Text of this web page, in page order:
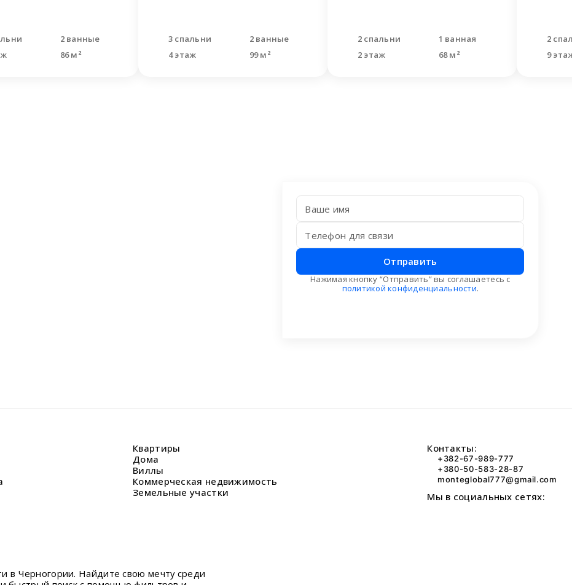
2 ванные
86 м²
3 спальни
2 ванные
4 этаж
99 м²
2 спальни
1 ванная
2 этаж
68 м²
2
9
Отправить
Нажимая кнопку “Отправить” вы соглашаетесь с
политикой конфиденциальности.
Квартиры
Дома
Виллы
Коммерческая недвижимость
Земельные участки
Контакты:
+382-67-989-777
+380-50-583-28-87
monteglobal777@gmail.com
Мы в социальных сетях:
в Черногории. Найдите свою мечту среди